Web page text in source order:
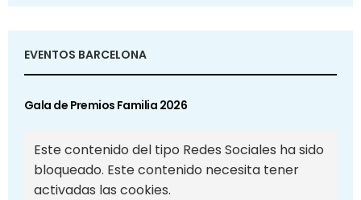
EVENTOS BARCELONA
Gala de Premios Familia 2026
Este contenido del tipo Redes Sociales ha sido
bloqueado. Este contenido necesita tener
activadas las cookies.